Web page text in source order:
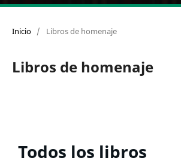
Inicio / Libros de homenaje
Libros de homenaje
Todos los libros